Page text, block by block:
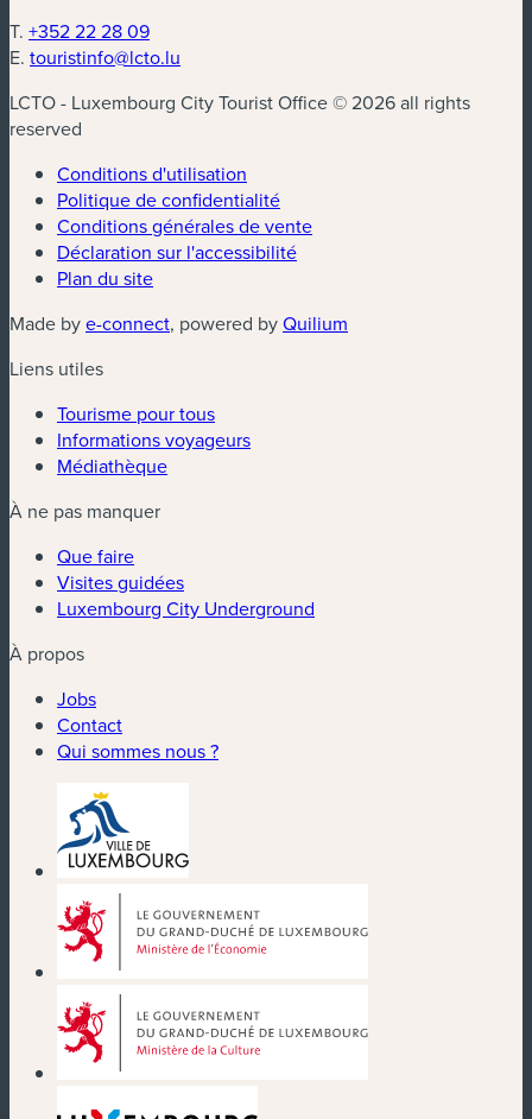
T. +352 22 28 09
E. touristinfo@lcto.lu
LCTO - Luxembourg City Tourist Office © 2026 all rights
reserved
Conditions d'utilisation
Politique de confidentialité
Conditions générales de vente
Déclaration sur l'accessibilité
Plan du site
Made bye-connect(nouvelle fenêtre)
, powered byQuilium
Liens utiles
Tourisme pour tous
Informations voyageurs
Médiathèque
À ne pas manquer
Que faire
Visites guidées
Luxembourg City Underground
À propos
Jobs
Contact
Qui sommes nous ?